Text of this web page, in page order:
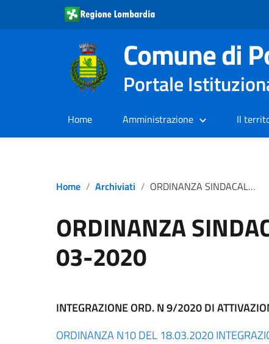
Comune di
Portale
Home Amministrazione Il
Home Archiviati ORDINANZA SINDACALE N. 10 DEL 18-03-2020
ORDINANZA
03-2020
INTEGRAZIONE ORD. N 9/2020 DI
ORDINANZA N10 DEL 18.03.2020